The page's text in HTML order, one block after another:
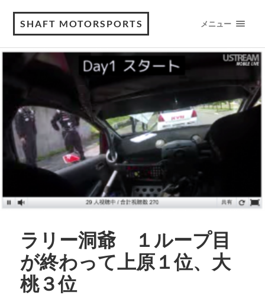
SHAFT MOTORSPORTS メニュー
ラリー洞爺 １ループ目
が終わって上原１位、大
桃３位